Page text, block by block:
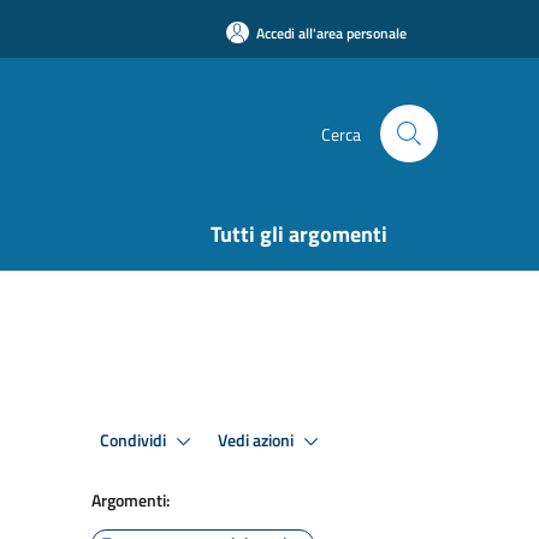
Accedi all'area personale
Cerca
Tutti gli argomenti
Condividi Vedi azioni
Argomenti: